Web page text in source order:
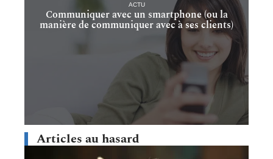
ACTU
Communiquer avec un smartphone (ou la
manière de communiquer avec à ses clients)
Articles au hasard